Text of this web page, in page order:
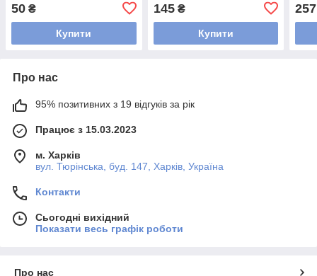
50 ₴
Купити
145₴
Купити
257
Про нас
95% позитивних з 19 відгуків за рік
Працює з 15.03.2023
м. Харків
вул. Тюрінська, буд. 147, Харків, Україна
Контакти
Сьогодні вихідний
Показати весь графік роботи
Про нас